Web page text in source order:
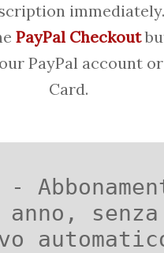
immediately.
PayPal Checkout
PayPal account
Card.
senza